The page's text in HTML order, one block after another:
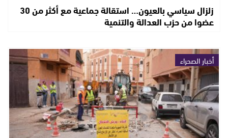
زلزال سياسي بالعيون… استقالة جماعية مع أكثر من 30
عضوا من حزب العدالة والتنمية
أخبار الصحراء